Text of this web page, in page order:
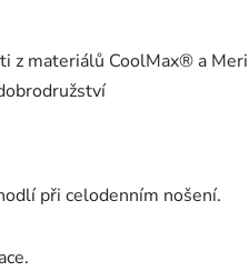
z materiálů CoolMax® a
při celodenním nošení.